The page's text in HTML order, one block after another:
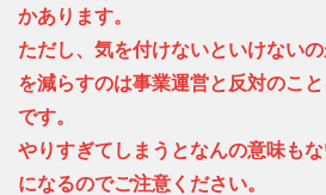
かあります。
ただし、気を付けないといけない
を減らすのは事業運営と反対のこ
です。
やりすぎてしまうとなんの意味も
になるのでご注意ください。